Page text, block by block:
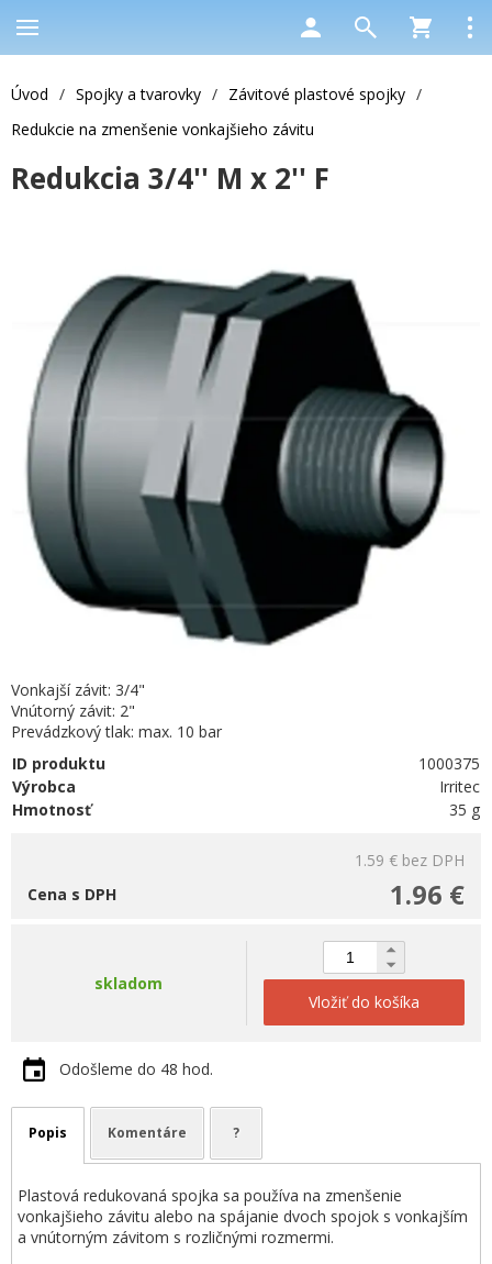
Úvod / Spojky a tvarovky / Závitové plastové spojky /
Redukcie na zmenšenie vonkajšieho závitu
Redukcia 3/4'' M x 2'' F
Vonkajší závit: 3/4"
Vnútorný závit: 2"
Prevádzkový tlak: max. 10 bar
ID produktu
1000375
Výrobca
Irritec
Hmotnosť
35 g
1.59 € bez DPH
1.96 €
Cena s DPH
skladom
Vložiť do košíka
Odošleme do 48 hod.
Popis Komentáre ?
Plastová redukovaná spojka sa používa na zmenšenie
vonkajšieho závitu alebo na spájanie dvoch spojok s vonkajším
a vnútorným závitom s rozličnými rozmermi.